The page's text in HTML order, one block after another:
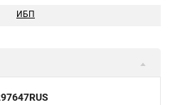
ИБП